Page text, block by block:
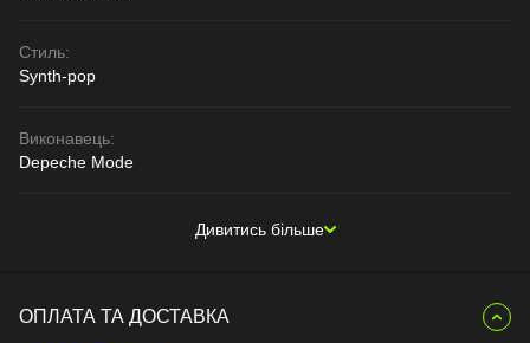
Стиль:
Synth-pop
Виконавець:
Depeche Mode
Дивитись більше
ОПЛАТА ТА ДОСТАВКА